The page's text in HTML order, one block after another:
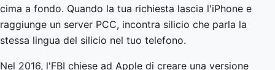
cima a fondo. Quando la tua richiesta lascia l'iPhone e
raggiunge un server PCC, incontra silicio che parla la
stessa lingua del silicio nel tuo telefono.
Nel 2016, l'FBI chiese ad Apple di creare una versione